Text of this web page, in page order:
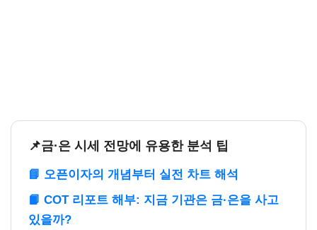
📌금·은 시세 전망에 유용한 분석 팁
📘 오픈이자의 개념부터 실전 차트 해석
📙 COT 리포트 해부: 지금 기관은 금·은을 사고
있을까?